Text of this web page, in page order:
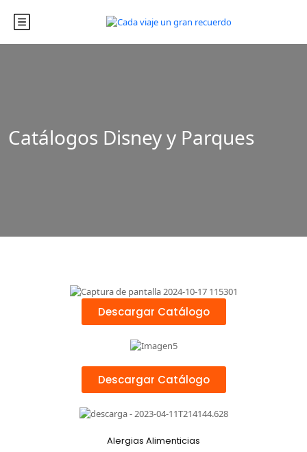
Catálogos Disney y Parques
Descargar Catálogo
Descargar Catálogo
Alergias Alimenticias